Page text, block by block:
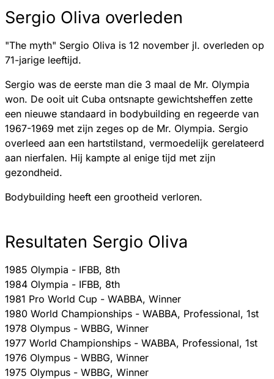
Sergio Oliva overleden
"The myth" Sergio Oliva is 12 november jl. overleden op
71-jarige leeftijd.
Sergio was de eerste man die 3 maal de Mr. Olympia
won. De ooit uit Cuba ontsnapte gewichtsheffen zette
een nieuwe standaard in bodybuilding en regeerde van
1967-1969 met zijn zeges op de Mr. Olympia. Sergio
overleed aan een hartstilstand, vermoedelijk gerelateerd
aan nierfalen. Hij kampte al enige tijd met zijn
gezondheid.
Bodybuilding heeft een grootheid verloren.
Resultaten Sergio Oliva
1985 Olympia - IFBB, 8th
1984 Olympia - IFBB, 8th
1981 Pro World Cup - WABBA, Winner
1980 World Championships - WABBA, Professional, 1st
1978 Olympus - WBBG, Winner
1977 World Championships - WABBA, Professional, 1st
1976 Olympus - WBBG, Winner
1975 Olympus - WBBG, Winner